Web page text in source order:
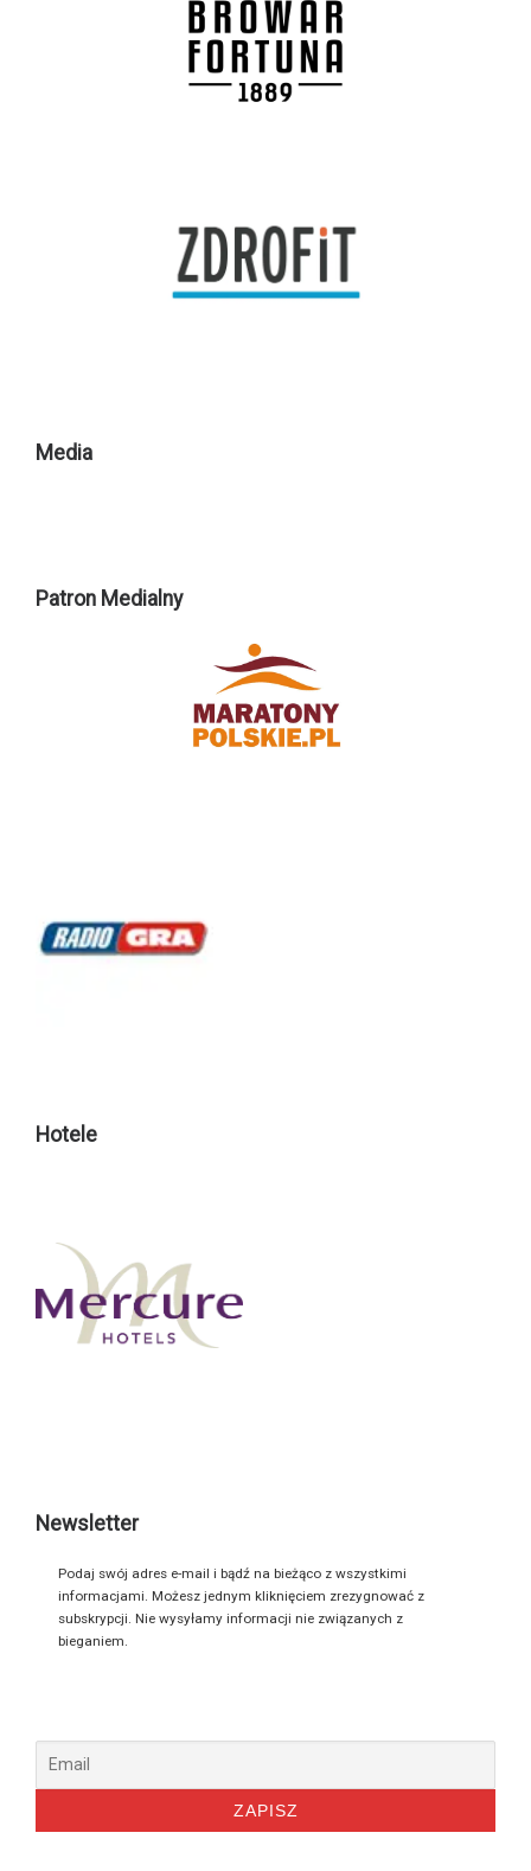
Media
Patron Medialny
Hotele
Newsletter
Podaj swój adres e-mail i bądź na bieżąco z wszystkimi
informacjami. Możesz jednym kliknięciem zrezygnować z
subskrypcji. Nie wysyłamy informacji nie związanych z
bieganiem.